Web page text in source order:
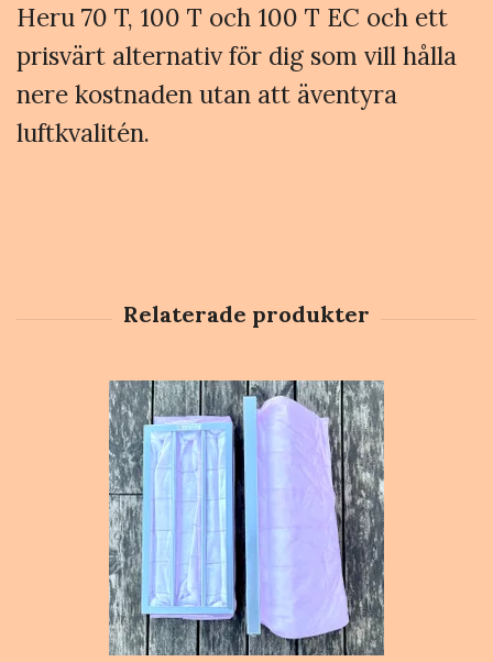
Heru 70 T, 100 T och 100 T EC och ett
prisvärt alternativ för dig som vill hålla
nere kostnaden utan att äventyra
luftkvalitén.